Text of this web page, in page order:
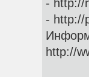
- http://
- http://
http://